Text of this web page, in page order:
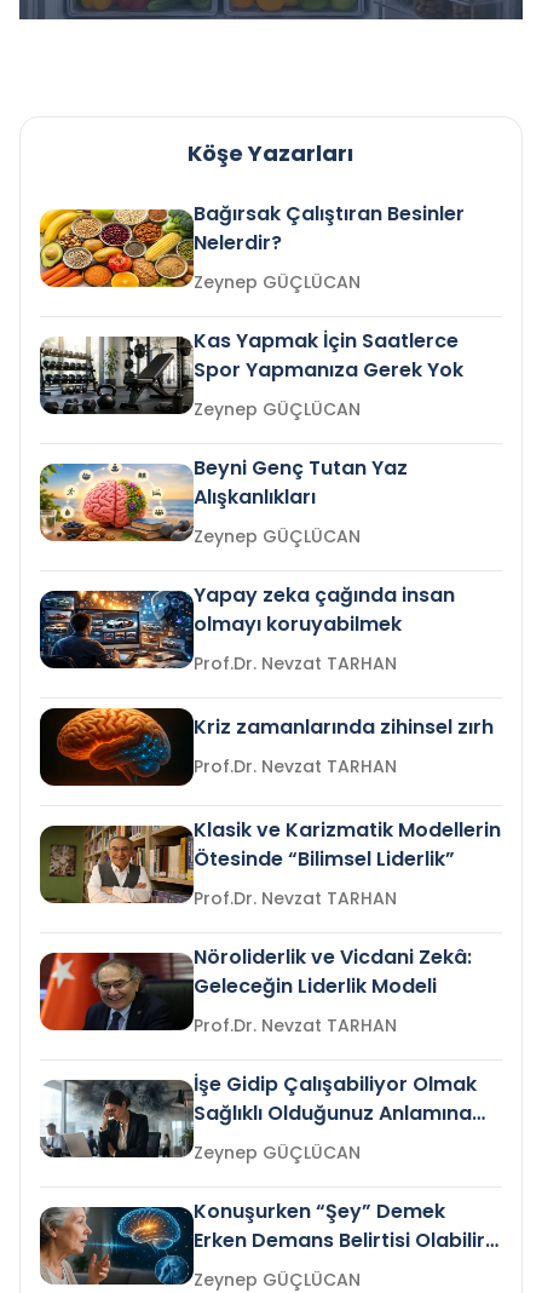
Köşe Yazarları
Bağırsak Çalıştıran Besinler
Nelerdir?
Zeynep GÜÇLÜCAN
Kas Yapmak İçin Saatlerce
Spor Yapmanıza Gerek Yok
Zeynep GÜÇLÜCAN
Beyni Genç Tutan Yaz
Alışkanlıkları
Zeynep GÜÇLÜCAN
Yapay zeka çağında insan
olmayı koruyabilmek
Prof.Dr. Nevzat TARHAN
Kriz zamanlarında zihinsel zırh
Prof.Dr. Nevzat TARHAN
Klasik ve Karizmatik Modellerin
Ötesinde “Bilimsel Liderlik”
Prof.Dr. Nevzat TARHAN
Nöroliderlik ve Vicdani Zekâ:
Geleceğin Liderlik Modeli
Prof.Dr. Nevzat TARHAN
İşe Gidip Çalışabiliyor Olmak
Sağlıklı Olduğunuz Anlamına
Gelir mi?Zeynep GÜÇLÜCAN
Konuşurken “Şey” Demek
Erken Demans Belirtisi Olabilir
mi?
Zeynep GÜÇLÜCAN